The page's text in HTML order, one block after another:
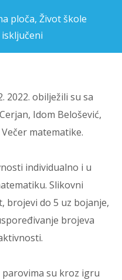
ploča, Život škole
2022. obilježili su sa
Idom Belošević,
matematike.
individualno i u
Slikovni
brojevi do 5 uz bojanje,
brojeva
parovima su kroz igru